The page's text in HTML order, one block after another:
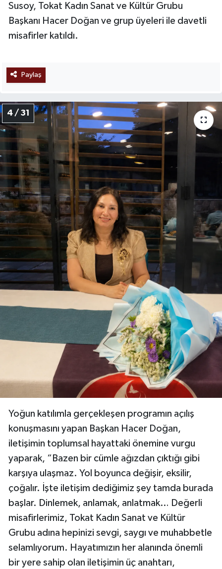
Susoy, Tokat Kadın Sanat ve Kültür Grubu
Başkanı Hacer Doğan ve grup üyeleri ile davetli
misafirler katıldı.
Paylaş
4 / 31
Yoğun katılımla gerçekleşen programın açılış
konuşmasını yapan Başkan Hacer Doğan,
iletişimin toplumsal hayattaki önemine vurgu
yaparak, “Bazen bir cümle ağızdan çıktığı gibi
karşıya ulaşmaz. Yol boyunca değişir, eksilir,
çoğalır. İşte iletişim dediğimiz şey tamda burada
başlar. Dinlemek, anlamak, anlatmak… Değerli
misafirlerimiz, Tokat Kadın Sanat ve Kültür
Grubu adına hepinizi sevgi, saygı ve muhabbetle
selamlıyorum. Hayatımızın her alanında önemli
bir yere sahip olan iletişimin üç anahtarı,